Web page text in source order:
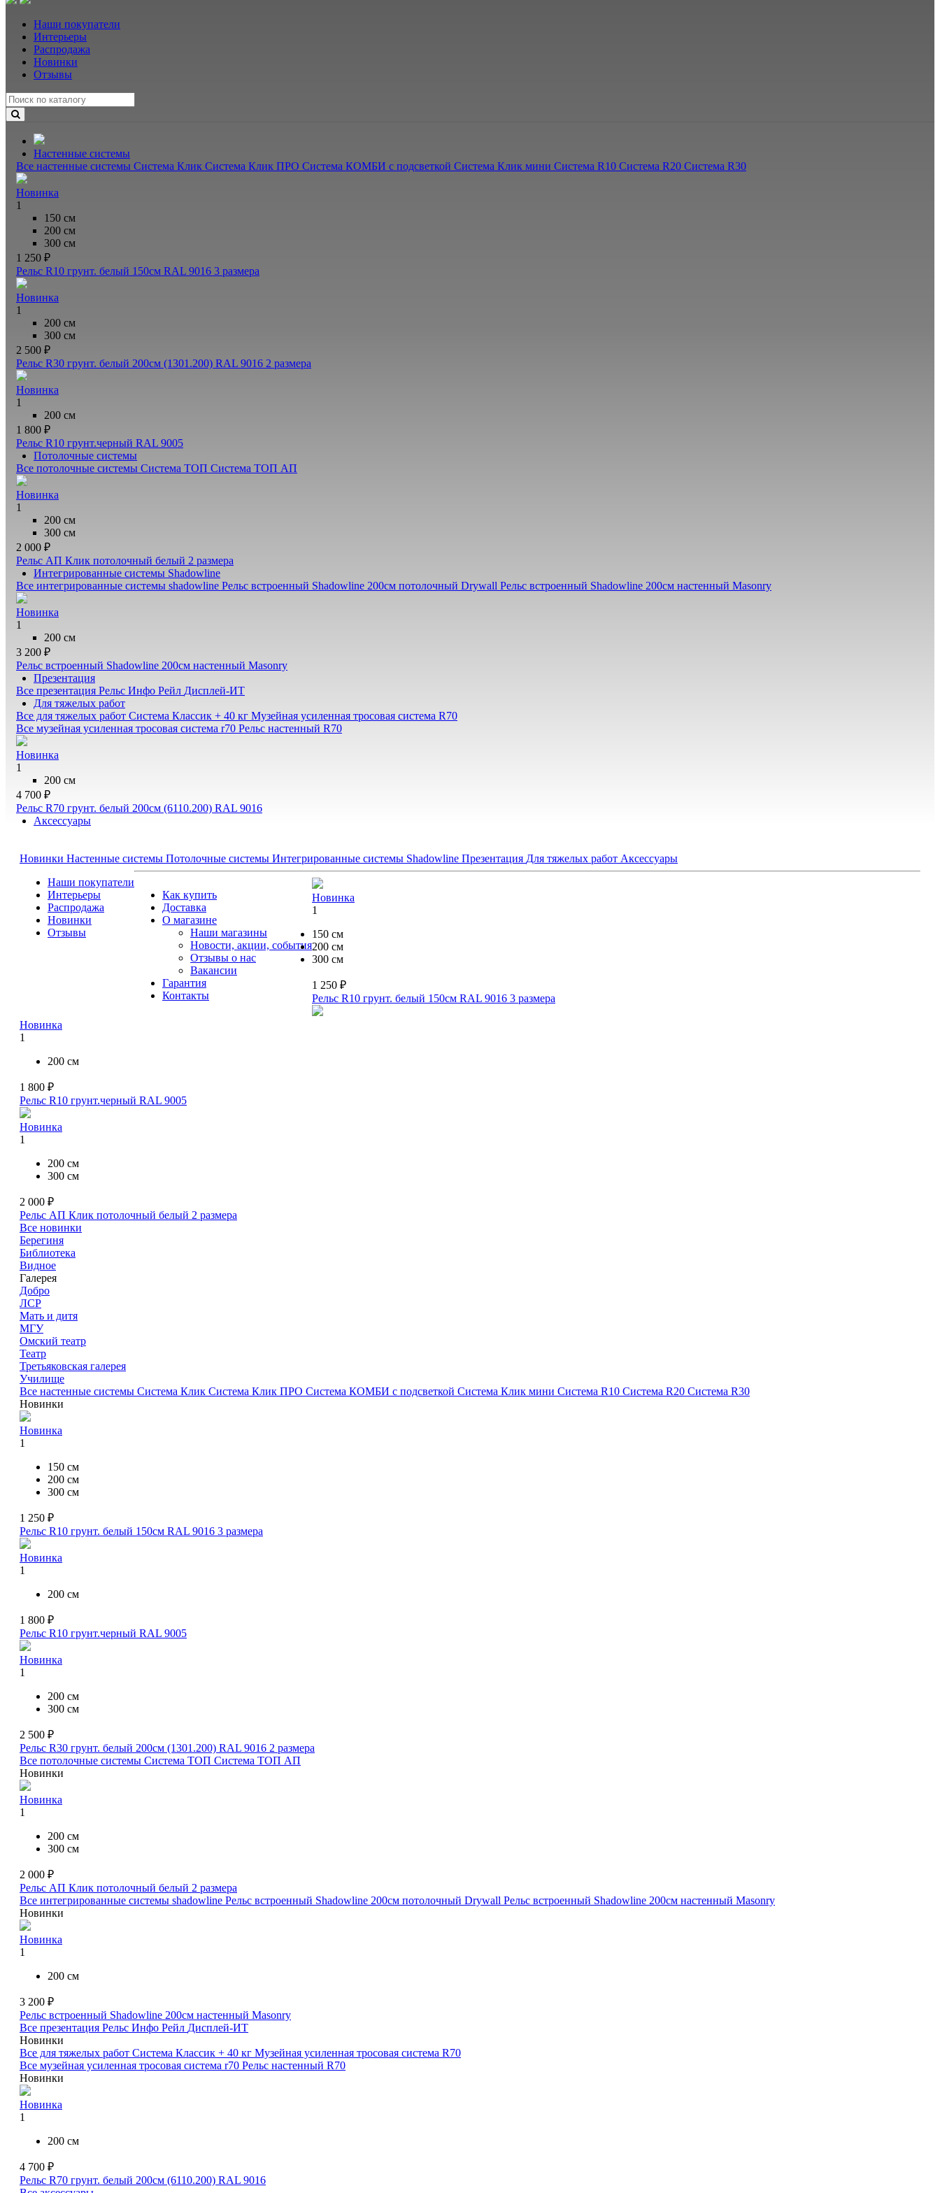
Наши покупатели
Интерьеры
Распродажа
Новинки
Отзывы
Настенные системы
Все настенные системы Система Клик Система Клик ПРО Система КОМБИ с подсветкой Система Клик мини Система R10 Система R20 Система R30
Новинка
1
150 см
200 см
300 см
1 250 ₽
Рельс R10 грунт. белый 150см RAL 9016 3 размера
Новинка
1
200 см
300 см
2 500 ₽
Рельс R30 грунт. белый 200см (1301.200) RAL 9016 2 размера
Новинка
1
200 см
1 800 ₽
Рельс R10 грунт.черный RAL 9005
Потолочные системы
Все потолочные системы Система ТОП Система ТОП АП
Новинка
1
200 см
300 см
2 000 ₽
Рельс АП Клик потолочный белый 2 размера
Интегрированные системы Shadowline
Все интегрированные системы shadowline Рельс встроенный Shadowline 200см потолочный Drywall Рельс встроенный Shadowline 200см настенный Masonry
Новинка
1
200 см
3 200 ₽
Рельс встроенный Shadowline 200см настенный Masonry
Презентация
Все презентация Рельс Инфо Рейл Дисплей-ИТ
Для тяжелых работ
Все для тяжелых работ Система Классик + 40 кг Музейная усиленная тросовая система R70
Все музейная усиленная тросовая система r70 Рельс настенный R70
Новинка
1
200 см
4 700 ₽
Рельс R70 грунт. белый 200см (6110.200) RAL 9016
Аксессуары
Новинки Настенные системы Потолочные системы Интегрированные системы Shadowline Презентация Для тяжелых работ Аксессуары
Наши покупатели
Интерьеры
Распродажа
Новинки
Отзывы
Как купить
Доставка
О магазине
Наши магазины
Новости, акции, события
Отзывы о нас
Вакансии
Гарантия
Контакты
Новинка
1
150 см
200 см
300 см
1 250 ₽
Рельс R10 грунт. белый 150см RAL 9016 3 размера
Новинка
1
200 см
1 800 ₽
Рельс R10 грунт.черный RAL 9005
Новинка
1
200 см
300 см
2 000 ₽
Рельс АП Клик потолочный белый 2 размера
Все новинки
Берегиня
Библиотека
Видное
Галерея
Добро
ЛСР
Мать и дитя
МГУ
Омский театр
Театр
Третьяковская галерея
Училище
Все настенные системы Система Клик Система Клик ПРО Система КОМБИ с подсветкой Система Клик мини Система R10 Система R20 Система R30
Новинки
Новинка
1
150 см
200 см
300 см
1 250 ₽
Рельс R10 грунт. белый 150см RAL 9016 3 размера
Новинка
1
200 см
1 800 ₽
Рельс R10 грунт.черный RAL 9005
Новинка
1
200 см
300 см
2 500 ₽
Рельс R30 грунт. белый 200см (1301.200) RAL 9016 2 размера
Все потолочные системы Система ТОП Система ТОП АП
Новинки
Новинка
1
200 см
300 см
2 000 ₽
Рельс АП Клик потолочный белый 2 размера
Все интегрированные системы shadowline Рельс встроенный Shadowline 200см потолочный Drywall Рельс встроенный Shadowline 200см настенный Masonry
Новинки
Новинка
1
200 см
3 200 ₽
Рельс встроенный Shadowline 200см настенный Masonry
Все презентация Рельс Инфо Рейл Дисплей-ИТ
Новинки
Все для тяжелых работ Система Классик + 40 кг Музейная усиленная тросовая система R70
Все музейная усиленная тросовая система r70 Рельс настенный R70
Новинки
Новинка
1
200 см
4 700 ₽
Рельс R70 грунт. белый 200см (6110.200) RAL 9016